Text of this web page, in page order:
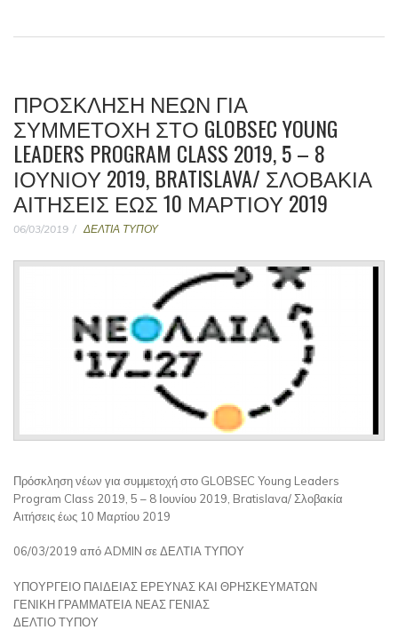
ΠΡΌΣΚΛΗΣΗ ΝΈΩΝ ΓΙΑ
ΣΥΜΜΕΤΟΧΉ ΣΤΟ GLOBSEC YOUNG
LEADERS PROGRAM CLASS 2019, 5 – 8
ΙΟΥΝΊΟΥ 2019, BRATISLAVA/ ΣΛΟΒΑΚΊΑ
ΑΙΤΉΣΕΙΣ ΈΩΣ 10 ΜΑΡΤΊΟΥ 2019
06/03/2019 ΔΕΛΤΙΑ ΤΥΠΟΥ
Πρόσκληση νέων για συμμετοχή στο GLOBSEC Young Leaders
Program Class 2019, 5 – 8 Ιουνίου 2019, Bratislava/ Σλοβακία
Αιτήσεις έως 10 Μαρτίου 2019
06/03/2019 από ADMIN σε ΔΕΛΤΙΑ ΤΥΠΟΥ
ΥΠΟΥΡΓΕΙΟ ΠΑΙΔΕΙΑΣ ΕΡΕΥΝΑΣ ΚΑΙ ΘΡΗΣΚΕΥΜΑΤΩΝ
ΓΕΝΙΚΗ ΓΡΑΜΜΑΤΕΙΑ ΝΕΑΣ ΓΕΝΙΑΣ
ΔΕΛΤΙΟ ΤΥΠΟΥ